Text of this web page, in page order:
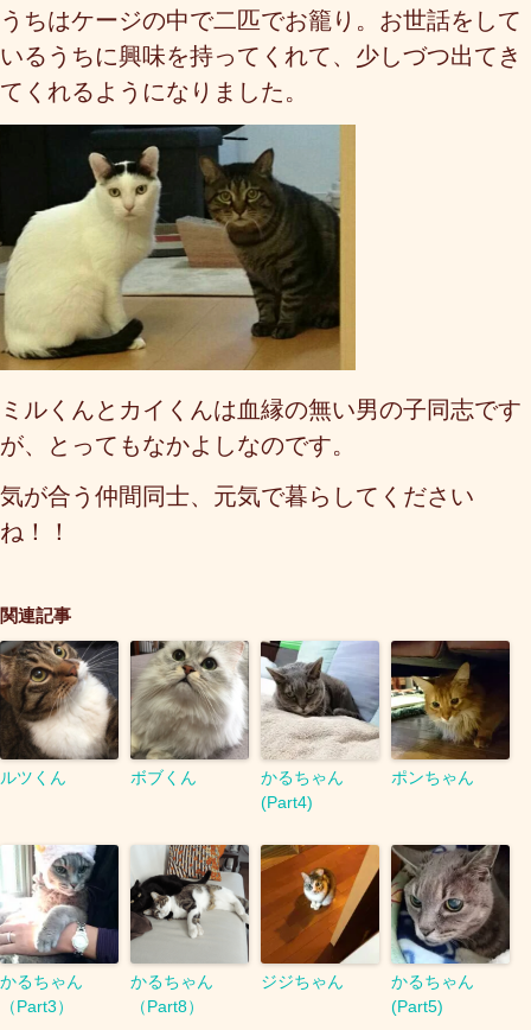
うちはケージの中で二匹でお籠り。お世話をして
いるうちに興味を持ってくれて、少しづつ出てき
てくれるようになりました。
ミルくんとカイくんは血縁の無い男の子同志です
が、とってもなかよしなのです。
気が合う仲間同士、元気で暮らしてください
ね！！
関連記事
ルツくん ボブくん
かるちゃん
(Part4)
ポンちゃん
かるちゃん
（Part3）
かるちゃん
（Part8）
ジジちゃん
かるちゃん
(Part5)